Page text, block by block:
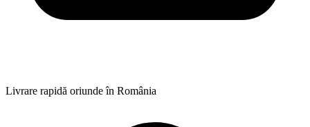
Livrare rapidă oriunde în România